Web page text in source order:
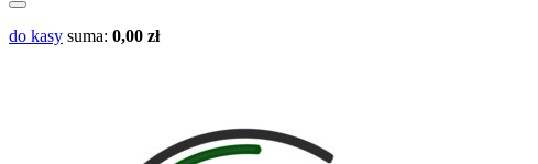
do kasy suma: 0,00 zł